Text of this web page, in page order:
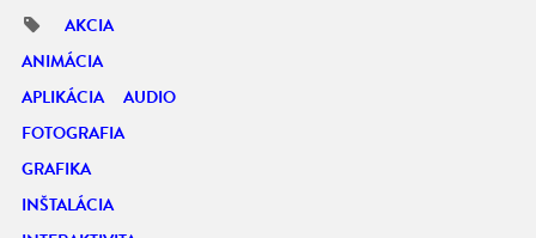
AKCIA
ANIMÁCIA
APLIKÁCIA
AUDIO
FOTOGRAFIA
GRAFIKA
INŠTALÁCIA